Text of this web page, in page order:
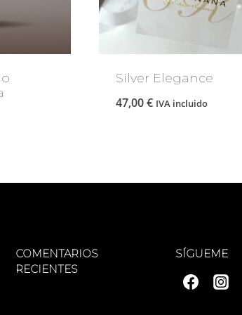
Silver Elegance
47,00€ IVA incluido
COMENTARIOS
RECIENTES
SÍGUEME